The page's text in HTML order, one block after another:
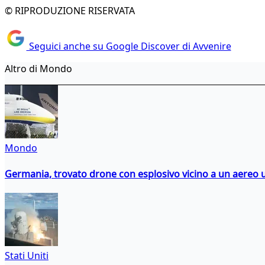
© RIPRODUZIONE RISERVATA
Seguici anche su Google Discover di Avvenire
Altro di Mondo
Mondo
Germania, trovato drone con esplosivo vicino a un aereo
Stati Uniti